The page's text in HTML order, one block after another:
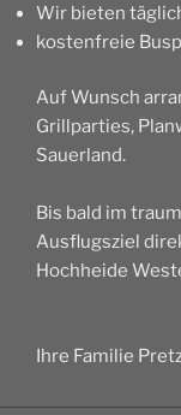
Wir bieten
kostenfreie
Auf Wunsch
Grillparties,
Sauerland.
Bis bald im
Ausflugsziel
Hochheide
Ihre Familie